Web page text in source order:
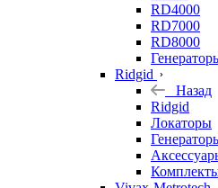
RD4000
RD7000
RD8000
Ridgid
Назад
Ridgid
Локаторы